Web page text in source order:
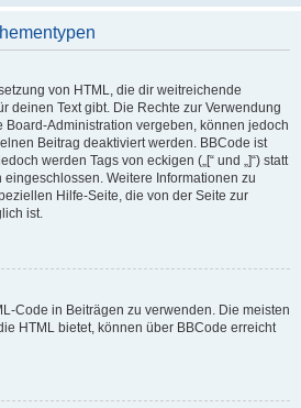
von HTML, die dir weitreichende
deinen Text gibt. Die Rechte zur Verwendung
Administration vergeben, können jedoch
Beitrag deaktiviert werden. BBCode ist
werden Tags von eckigen („[“ und „]“) statt
eingeschlossen. Weitere Informationen zu
Hilfe-Seite, die von der Seite zur
ist.
Code in Beiträgen zu verwenden. Die meisten
HTML bietet, können über BBCode erreicht